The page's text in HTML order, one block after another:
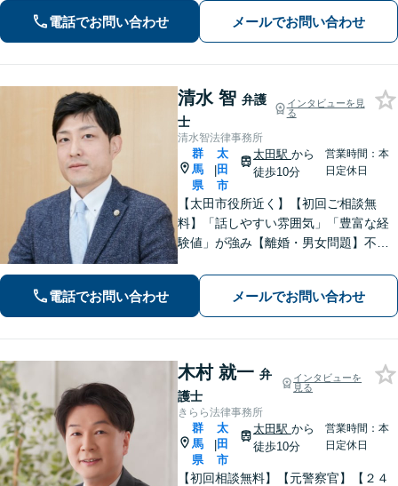
験・ノウハウを活かして共同して取り
組んでいきます。
電話でお問い合わせ メールでお問い合わせ
清水 智 弁護
士
インタビューを見
る
清水智法律事務所
群
馬
県
|
太
田
市
太田駅 から
徒歩10分
営業時間：本
日定休日
【太田市役所近く】【初回ご相談無
料】「話しやすい雰囲気」「豊富な経
験値」が強み【離婚・男女問題】不
せください【相続遺言】穏便な解決を
心がけています。交通事故、刑事事
件、医療問題などにも対応【休日の対
応可】
電話でお問い合わせ メールでお問い合わせ
木村 就一 弁
護士
インタビューを
見る
きらら法律事務所
群
馬
県
|
太
田
市
太田駅 から
徒歩10分
営業時間：本
日定休日
【初回相談無料】【元警察官】【２４